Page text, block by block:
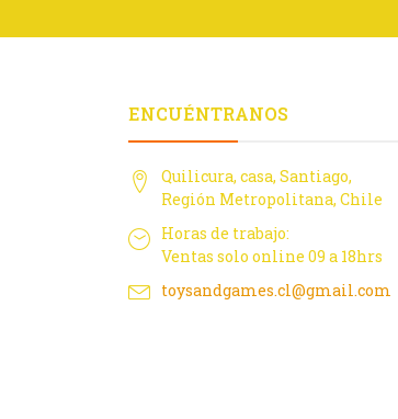
ENCUÉNTRANOS
Quilicura, casa, Santiago,
Región Metropolitana, Chile
Horas de trabajo:
Ventas solo online 09 a 18hrs
toysandgames.cl@gmail.com